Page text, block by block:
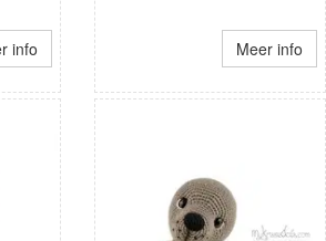
info Meer info